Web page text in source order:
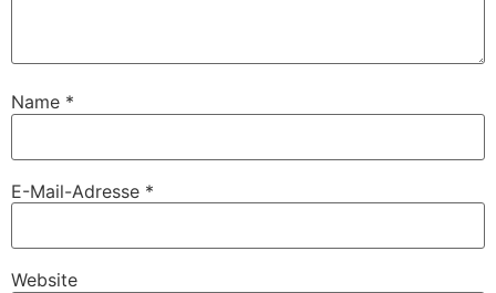
Name *
E-Mail-Adresse *
Website